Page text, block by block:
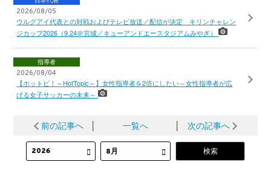
2026/08/05
ウルグアイ代表との対戦およびテレビ放送／配信が決定 キリンチャレン
ジカップ2026（9.24＠宮城／キューアンドエースタジアムみやぎ）
指導者
2026/08/04
【ホットピ！～HotTopic～】女性指導者を2倍にしたい～女性指導者が広
げる女子サッカーの未来～
前の記事へ 一覧へ 次の記事へ